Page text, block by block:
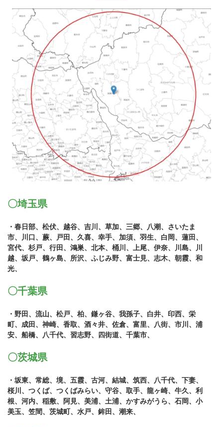
〇埼玉県
・春日部、松伏、越谷、吉川、草加、三郷、八潮、さいたま
市、川口、蕨、戸田、久喜、幸手、加須、羽生、白岡、蓮田、
宮代、杉戸、行田、鴻巣、北本、桶川、上尾、伊奈、川島、川
越、坂戸、鶴ヶ島、所沢、ふじみ野、富士見、志木、朝霞、和
光、
〇千葉県
・野田、流山、松戸、柏、鎌ヶ谷、我孫子、白井、印西、栄
町、成田、神崎、香取、酒々井、佐倉、富里、八街、市川、浦
安、船橋、八千代、習志野、四街道、千葉市、
〇茨城県
・坂東、常総、境、五霞、古河、結城、筑西、八千代、下妻、
桜川、つくば、つくばみらい、守谷、取手、龍ヶ崎、牛久、利
根、河内、稲敷、阿見、美浦、土浦、かすみがうら、石岡、小
美玉、笠間、茨城町、水戸、鉾田、潮来、